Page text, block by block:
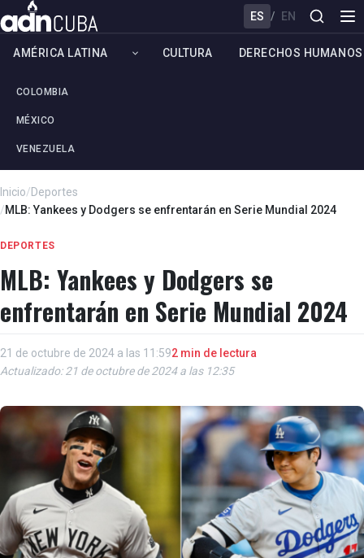
ES / EN
AMÉRICA LATINA
COLOMBIA
MÉXICO
VENEZUELA
CULTURA DERECHOS HUMANOS
Inicio/Deportes
/MLB: Yankees y Dodgers se enfrentarán en Serie Mundial 2024
DEPORTES
MLB: Yankees y Dodgers se
enfrentarán en Serie Mundial 2024
21 de octubre de 2024 a las 11:592 min de lectura
Actualizado: 21 de octubre de 2024 a las 12:35